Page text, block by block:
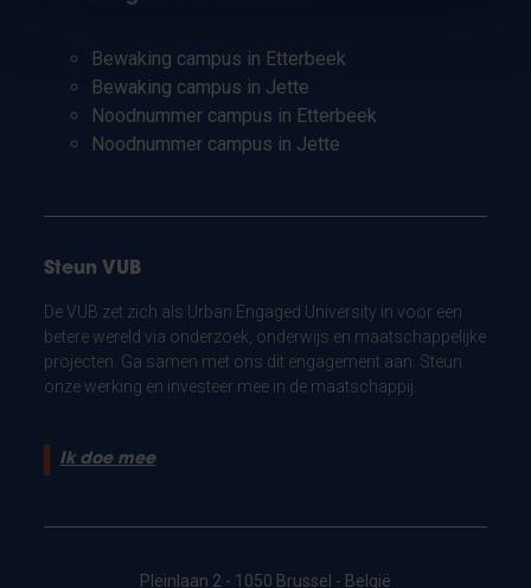
Bewaking campus in Etterbeek
Bewaking campus in Jette
Noodnummer campus in Etterbeek
Noodnummer campus in Jette
Steun VUB
De VUB zet zich als Urban Engaged University in voor een
betere wereld via onderzoek, onderwijs en maatschappelijke
projecten. Ga samen met ons dit engagement aan. Steun
onze werking en investeer mee in de maatschappij.
Ik doe mee
Pleinlaan 2 - 1050 Brussel - België